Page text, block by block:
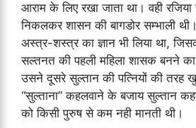
आराम के लिए रखा जाता था। वही
निकलकर शासन की बागडोर सम्भाली
अस्त्र-शस्त्र का ज्ञान भी लिया था,
सल्तनत की पहली महिला शासक बनने का
उसने दूसरे सुल्तान की पत्नियों की तरह
“सुल्ताना” कहलवाने के बजाय सुल्तान
को किसी पुरुष से कम नही मानती थी।